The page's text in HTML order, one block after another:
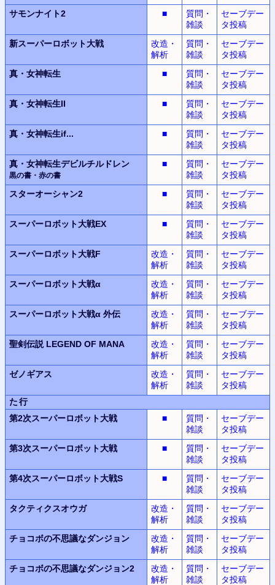
サモンナイト2
■
質問・
雑談
セーブデー
タ投稿
新スーパーロボット大戦
改造・
解析
質問・
雑談
セーブデー
タ投稿
真・女神転生
■
質問・
雑談
セーブデー
タ投稿
真・女神転生II
■
質問・
雑談
セーブデー
タ投稿
真・女神転生if... ■
質問・
雑談
セーブデー
タ投稿
真・女神転生デビルチルドレン
黒の書・赤の書
■
質問・
雑談
セーブデー
タ投稿
スターオーシャン2
■
質問・
雑談
セーブデー
タ投稿
スーパーロボット大戦EX
■
質問・
雑談
セーブデー
タ投稿
スーパーロボット大戦F
改造・
解析
質問・
雑談
セーブデー
タ投稿
スーパーロボット大戦α
改造・
解析
質問・
雑談
セーブデー
タ投稿
スーパーロボット大戦α 外伝
改造・
解析
質問・
雑談
セーブデー
タ投稿
聖剣伝説 LEGEND OF MANA
改造・
解析
質問・
雑談
セーブデー
タ投稿
ゼノギアス
改造・
解析
質問・
雑談
セーブデー
タ投稿
た行
第2次スーパーロボット大戦 ■
質問・
雑談
セーブデー
タ投稿
第3次スーパーロボット大戦 ■
質問・
雑談
セーブデー
タ投稿
第4次スーパーロボット大戦S
■
質問・
雑談
セーブデー
タ投稿
タクティクスオウガ
改造・
解析
質問・
雑談
セーブデー
タ投稿
チョコボの不思議なダンジョン
改造・
解析
質問・
雑談
セーブデー
タ投稿
チョコボの不思議なダンジョン2
改造・
解析
質問・
雑談
セーブデー
タ投稿